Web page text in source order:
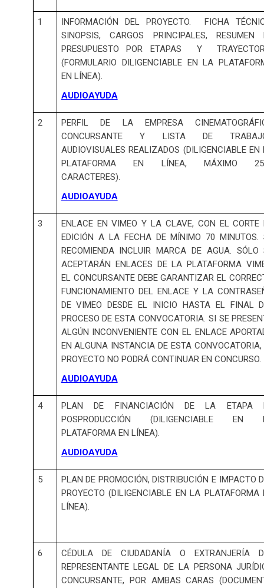
1
INFORMACIÓN DEL PROYECTO. FICHA
SINOPSIS, CARGOS PRINCIPALES, RESUMEN
PRESUPUESTO POR ETAPAS Y
(FORMULARIO DILIGENCIABLE EN LA
EN LÍNEA).
AUDIOAYUDA
2
PERFIL DE LA EMPRESA
CONCURSANTE Y LISTA DE
AUDIOVISUALES REALIZADOS (DILIGENCIABLE EN
PLATAFORMA EN LÍNEA, MÁXIMO
CARACTERES).
AUDIOAYUDA
3
ENLACE EN VIMEO Y LA CLAVE, CON EL CORTE
EDICIÓN A LA FECHA DE MÍNIMO 70 MINUTOS.
RECOMIENDA INCLUIR MARCA DE AGUA. SÓLO
ACEPTARÁN ENLACES DE LA PLATAFORMA
EL CONCURSANTE DEBE GARANTIZAR EL
FUNCIONAMIENTO DEL ENLACE Y LA
DE VIMEO DESDE EL INICIO HASTA EL FINAL
PROCESO DE ESTA CONVOCATORIA. SI SE
ALGÚN INCONVENIENTE CON EL ENLACE
EN ALGUNA INSTANCIA DE ESTA CONVOCATORIA,
PROYECTO NO PODRÁ CONTINUAR EN CONCURSO.
AUDIOAYUDA
4
PLAN DE FINANCIACIÓN DE LA ETAPA
POSPRODUCCIÓN (DILIGENCIABLE EN
PLATAFORMA EN LÍNEA).
AUDIOAYUDA
5
PLAN DE PROMOCIÓN, DISTRIBUCIÓN E IMPACTO
PROYECTO (DILIGENCIABLE EN LA PLATAFORMA
LÍNEA).
6
CÉDULA DE CIUDADANÍA O EXTRANJERÍA
REPRESENTANTE LEGAL DE LA PERSONA
CONCURSANTE, POR AMBAS CARAS